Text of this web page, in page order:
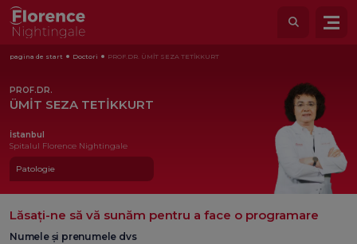
pagina de start Doctori PROF.DR. ÜMİT SEZA TETİKKURT
PROF.DR.
ÜMİT SEZA TETİKKURT
İstanbul
Spitalul Florence Nightingale
Patologie
Lăsați-ne să vă sunăm pentru a face o programare
Numele și prenumele dvs